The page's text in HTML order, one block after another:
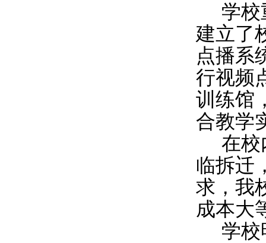
学校
建立了
点播系
行视频
训练馆
合教学
在校
临拆迁
求，我
成本大
学校